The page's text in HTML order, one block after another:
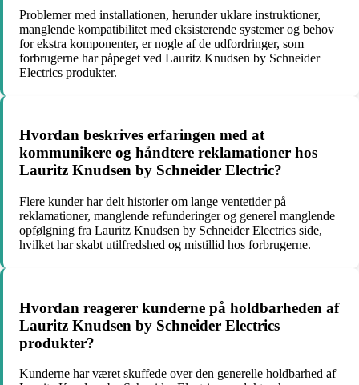
Problemer med installationen, herunder uklare instruktioner,
manglende kompatibilitet med eksisterende systemer og behov
for ekstra komponenter, er nogle af de udfordringer, som
forbrugerne har påpeget ved Lauritz Knudsen by Schneider
Electrics produkter.
Hvordan beskrives erfaringen med at
kommunikere og håndtere reklamationer hos
Lauritz Knudsen by Schneider Electric?
Flere kunder har delt historier om lange ventetider på
reklamationer, manglende refunderinger og generel manglende
opfølgning fra Lauritz Knudsen by Schneider Electrics side,
hvilket har skabt utilfredshed og mistillid hos forbrugerne.
Hvordan reagerer kunderne på holdbarheden af
Lauritz Knudsen by Schneider Electrics
produkter?
Kunderne har været skuffede over den generelle holdbarhed af